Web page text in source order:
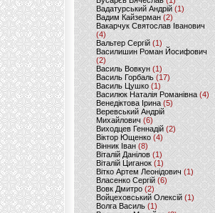
Вадатурський Андрій (1)
Вадим Кайзерман (2)
Вакарчук Святослав Іванович
(4)
Вальтер Сергій (1)
Василишин Роман Йосифович
(2)
Василь Вовкун (1)
Василь Горбаль (17)
Василь Цушко (1)
Василюк Наталія Романівна (4)
Венедіктова Ірина(5)
Веревський Андрій
Михайлович (6)
Виходцев Геннадій (2)
Віктор Ющенко (4)
Вінник Іван (8)
Віталій Данілов (1)
Віталій Циганок (1)
Вітко Артем Леонідович(1)
Власенко Сергій (6)
Вовк Дмитро(2)
Войцеховський Олексій(1)
Волга Василь (1)